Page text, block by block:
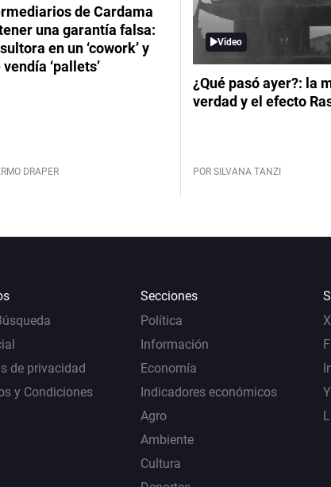
de Cardama
una garantía falsa:
en un ‘cowork’ y
‘pallets’
DRAPER
Video
¿Qué pasó ayer?: la
verdad y el efecto
POR SILVANA TANZI
de privacidad
y Condiciones
Secciones
Política
Información
Economía
Indicadores económicos
Agro
Ambiente
Cultura
X